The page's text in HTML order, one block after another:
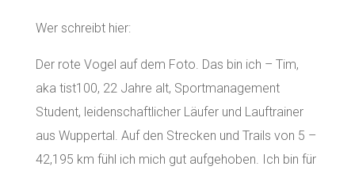
Wer schreibt hier:
Der rote Vogel auf dem Foto. Das bin ich – Tim,
aka tist100, 22 Jahre alt, Sportmanagement
Student, leidenschaftlicher Läufer und Lauftrainer
aus Wuppertal. Auf den Strecken und Trails von 5 –
42,195 km fühl ich mich gut aufgehoben. Ich bin für